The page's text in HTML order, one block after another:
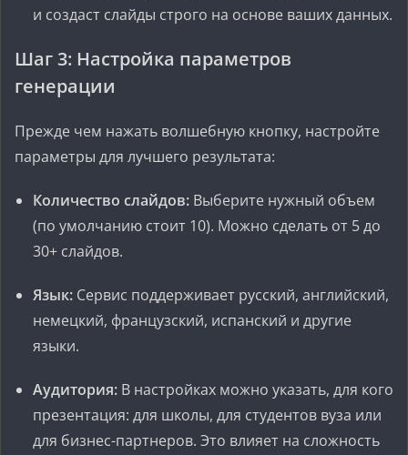
и создаст слайды строго на основе ваших данных.
Шаг 3: Настройка параметров
генерации
Прежде чем нажать волшебную кнопку, настройте
параметры для лучшего результата:
Количество слайдов: Выберите нужный объем
(по умолчанию стоит 10). Можно сделать от 5 до
30+ слайдов.
Язык: Сервис поддерживает русский, английский,
немецкий, французский, испанский и другие
языки.
Аудитория: В настройках можно указать, для кого
презентация: для школы, для студентов вуза или
для бизнес-партнеров. Это влияет на сложность